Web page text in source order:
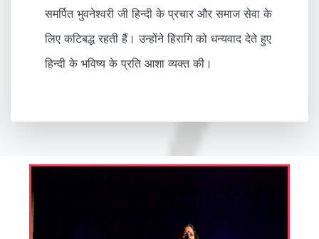
समर्पित भुवनेश्वरी जी हिन्दी के प्रचार और समाज सेवा के
लिए कटिबद्ध रहती हैं। उन्होंने हिरागि को धन्यवाद देते हुए
हिन्दी के भविष्य के प्रति आशा व्यक्त की।